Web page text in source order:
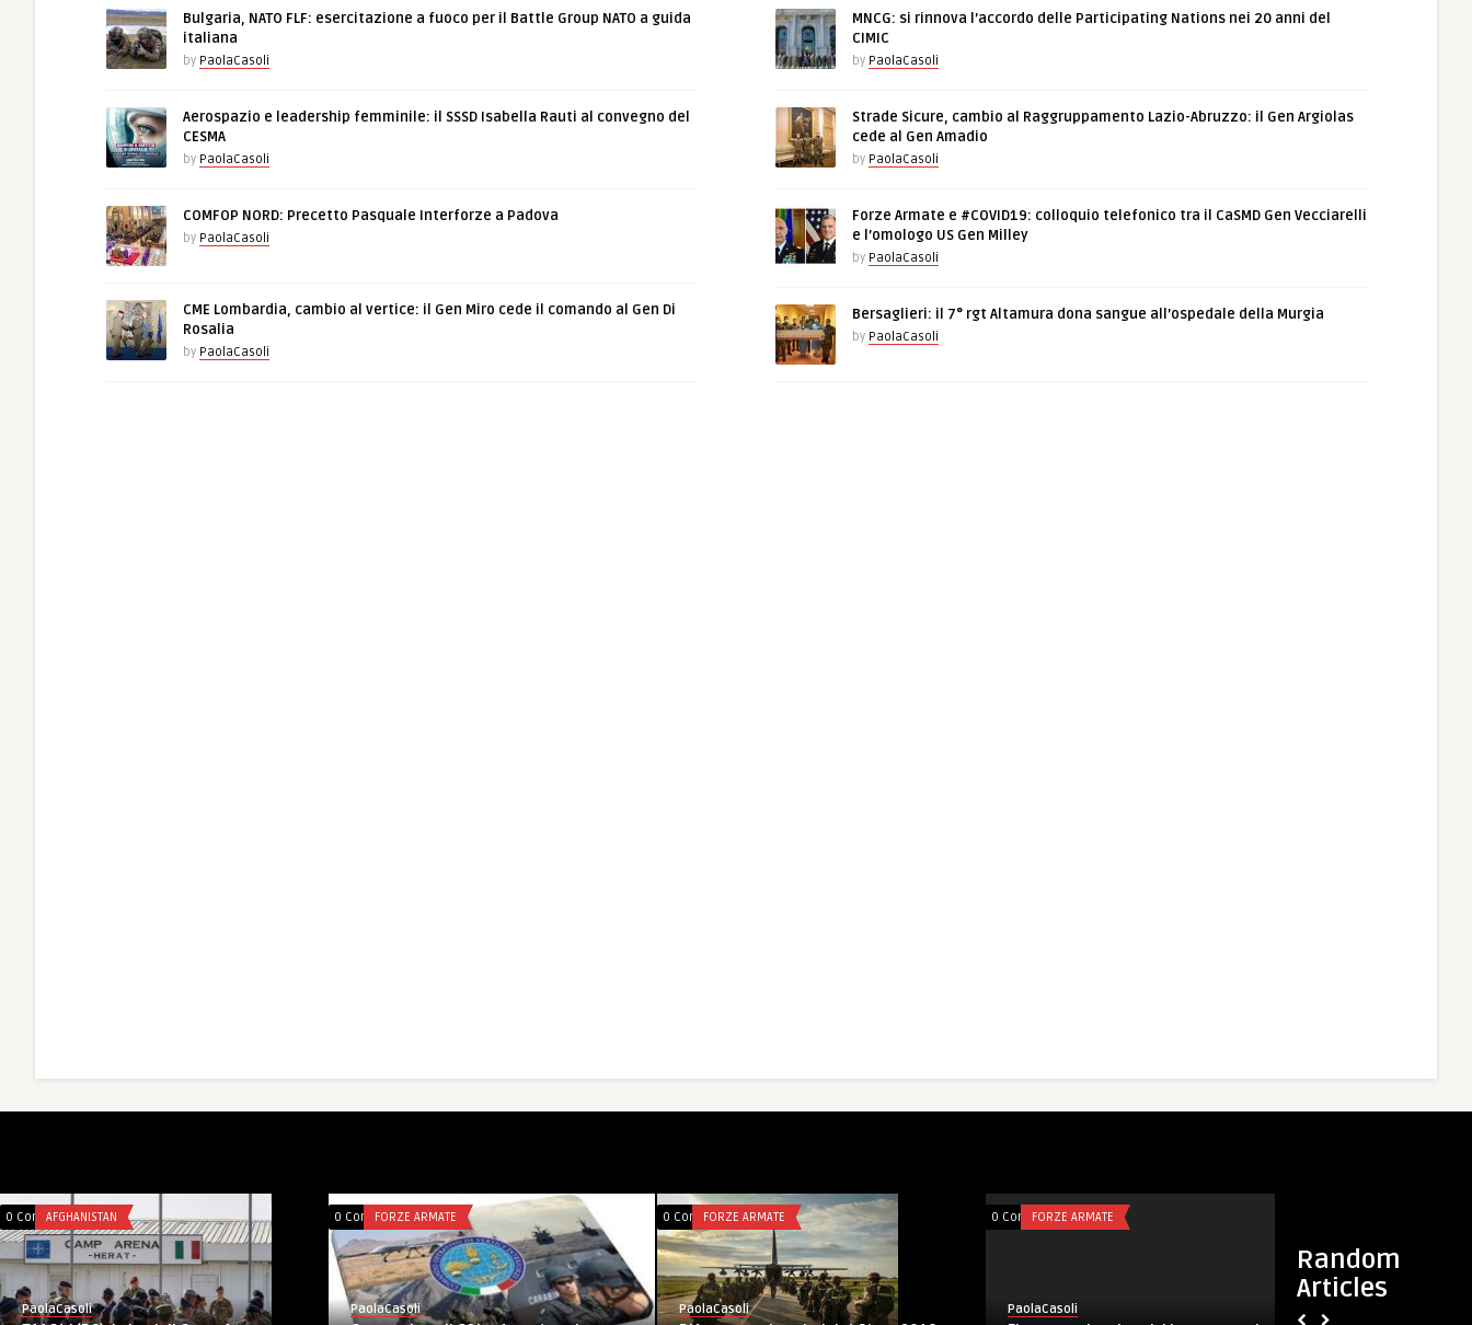
Bulgaria, NATO FLF: esercitazione a fuoco per il Battle Group NATO a guida
italiana
by PaolaCasoli
Aerospazio e leadership femminile: il SSSD Isabella Rauti al convegno del
CESMA
by PaolaCasoli
COMFOP NORD: Precetto Pasquale Interforze a Padova
by PaolaCasoli
CME Lombardia, cambio al vertice: il Gen Miro cede il comando al Gen Di
Rosalia
by PaolaCasoli
MNCG: si rinnova l’accordo delle Participating Nations nei 20 anni del
CIMIC
by PaolaCasoli
Strade Sicure, cambio al Raggruppamento Lazio-Abruzzo: il Gen Argiolas
cede al Gen Amadio
by PaolaCasoli
Forze Armate e #COVID19: colloquio telefonico tra il CaSMD Gen Vecciarelli
e l’omologo US Gen Milley
by PaolaCasoli
Bersaglieri: il 7° rgt Altamura dona sangue all’ospedale della Murgia
by PaolaCasoli
Random
Articles
0 CommentsAFGHANISTAN
PaolaCasoli
0 CommentsFORZE ARMATE
PaolaCasoli
0 CommentsFORZE ARMATE
PaolaCasoli
0 CommentsFORZE ARMATE
PaolaCasoli